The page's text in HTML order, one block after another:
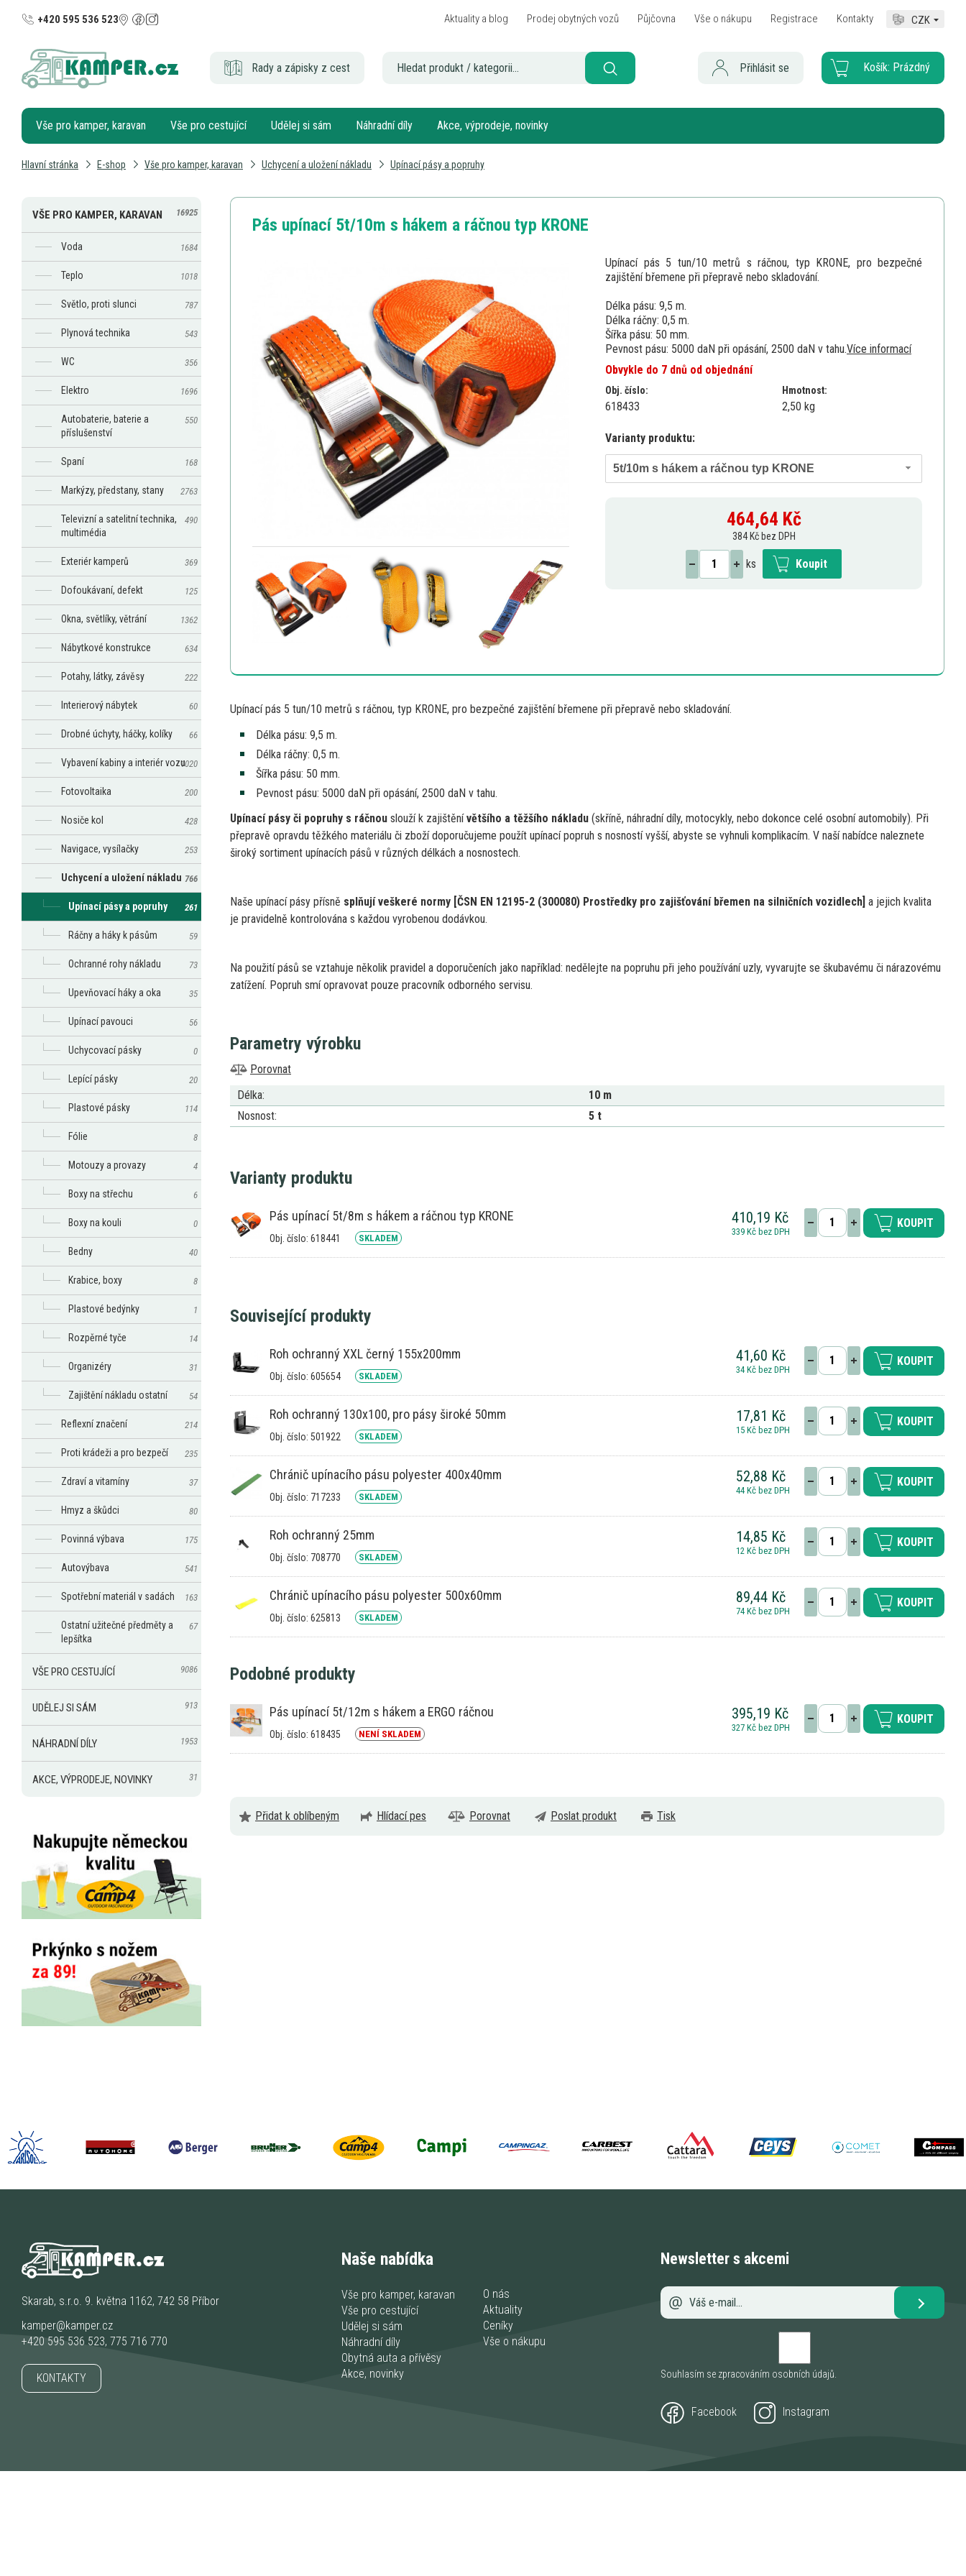
+420 595 536 523 Aktuality a blog Prodej obytných vozů Půjčovna Vše o nákupu Registrace Kontakty CZK
Rady a zápisky z cest Košík: Prázdný
Přihlásit se
Vše pro kamper, karavan Vše pro cestující Udělej si sám Náhradní díly Akce, výprodeje, novinky
Hlavní stránka E-shop Vše pro kamper, karavan Uchycení a uložení nákladu Upínací pásy a popruhy
Pás upínací 5t/10m s hákem a ráčnou typ KRONE
Upínací pás 5 tun/10 metrů s ráčnou, typ KRONE, pro bezpečné
zajištění břemene při přepravě nebo skladování.
Délka pásu: 9,5 m.
Délka ráčny: 0,5 m.
Šířka pásu: 50 mm.
Pevnost pásu: 5000 daN při opásání, 2500 daN v tahu.Více informací
Obvykle do 7 dnů od objednání
Obj. číslo:
618433
Hmotnost:
2,50 kg
Varianty produktu:
5t/10m s hákem a ráčnou typ KRONE
464,64 Kč
384 Kč bez DPH
ks Koupit
Upínací pás 5 tun/10 metrů s ráčnou, typ KRONE, pro bezpečné zajištění břemene při přepravě nebo skladování.
Délka pásu: 9,5 m.
Délka ráčny: 0,5 m.
Šířka pásu: 50 mm.
Pevnost pásu: 5000 daN při opásání, 2500 daN v tahu.
Upínací pásy či popruhy s ráčnou sloužík zajištěnívětšího a těžšího nákladu (skříně, náhradní díly, motocykly, nebo dokonce celé osobní automobily). Při
přepravě opravdu těžkého materiálu či zboží doporučujeme použít upínací popruh s nosností vyšší, abyste se vyhnuli komplikacím. V naší nabídce naleznete
široký sortiment upínacích pásů v různých délkách a nosnostech.
Naše upínací pásy přísně splňují veškeré normy [ČSN EN 12195-2 (300080) Prostředky pro zajišťování břemen na silničních vozidlech] a jejich kvalita
je pravidelně kontrolována s každou vyrobenou dodávkou.
Na použití pásů se vztahuje několik pravidel a doporučeních jako například: nedělejte na popruhu při jeho používání uzly, vyvarujte se škubavému či nárazovému
zatížení. Popruh smí opravovat pouze pracovník odborného servisu.
Parametry výrobku
Porovnat
Délka:
10 m
Nosnost:
5 t
Varianty produktu
Pás upínací 5t/8m s hákem a ráčnou typ KRONE
Obj. číslo: 618441 SKLADEM
410,19 Kč
339 Kč bez DPH
KOUPIT
Související produkty
Roh ochranný XXL černý 155x200mm
Obj. číslo: 605654 SKLADEM
41,60 Kč
34 Kč bez DPH
KOUPIT
Roh ochranný 130x100, pro pásy široké 50mm
Obj. číslo: 501922 SKLADEM
17,81 Kč
15 Kč bez DPH
KOUPIT
Chránič upínacího pásu polyester 400x40mm
Obj. číslo: 717233 SKLADEM
52,88 Kč
44 Kč bez DPH
KOUPIT
Roh ochranný 25mm
Obj. číslo: 708770 SKLADEM
14,85 Kč
12 Kč bez DPH
KOUPIT
Chránič upínacího pásu polyester 500x60mm
Obj. číslo: 625813 SKLADEM
89,44 Kč
74 Kč bez DPH
KOUPIT
Podobné produkty
Pás upínací 5t/12m s hákem a ERGO ráčnou
Obj. číslo: 618435 NENÍ SKLADEM
395,19 Kč
327 Kč bez DPH
KOUPIT
Přidat k oblíbeným Hlídací pes Porovnat Poslat produkt Tisk
VŠE PRO KAMPER, KARAVAN 16925
Voda 1684
Teplo 1018
Světlo, proti slunci 787
Plynová technika 543
WC 356
Elektro 1696
Autobaterie, baterie a
příslušenství
550
Spaní 168
Markýzy, předstany, stany 2763
Televizní a satelitní technika,
multimédia
490
Exteriér kamperů 369
Dofoukávaní, defekt 125
Okna, světlíky, větrání 1362
Nábytkové konstrukce 634
Potahy, látky, závěsy 222
Interierový nábytek 60
Drobné úchyty, háčky, kolíky 66
Vybavení kabiny a interiér vozu1020
Fotovoltaika 200
Nosiče kol 428
Navigace, vysílačky 253
Uchycení a uložení nákladu 766
Upínací pásy a popruhy 261
Ráčny a háky k pásům 59
Ochranné rohy nákladu 73
Upevňovací háky a oka 35
Upínací pavouci 56
Uchycovací pásky 0
Lepící pásky 20
Plastové pásky 114
Fólie 8
Motouzy a provazy 4
Boxy na střechu 6
Boxy na kouli 0
Bedny 40
Krabice, boxy 8
Plastové bedýnky 1
Rozpěrné tyče 14
Organizéry 31
Zajištění nákladu ostatní 54
Reflexní značení 214
Proti krádeži a pro bezpečí 235
Zdraví a vitamíny 37
Hmyz a škůdci 80
Povinná výbava 175
Autovýbava 541
Spotřební materiál v sadách 163
Ostatní užitečné předměty a
lepšítka
67
VŠE PRO CESTUJÍCÍ 9086
UDĚLEJ SI SÁM 913
NÁHRADNÍ DÍLY 1953
AKCE, VÝPRODEJE, NOVINKY 31
Skarab, s.r.o. 9. května 1162, 742 58 Příbor
kamper@kamper.cz
+420 595 536 523, 775 716 770
KONTAKTY
Naše nabídka
Vše pro kamper, karavan
Vše pro cestující
Udělej si sám
Náhradní díly
Obytná auta a přívěsy
Akce, novinky
O nás
Aktuality
Ceníky
Vše o nákupu
Newsletter s akcemi
Souhlasím se zpracováním osobních údajů
Facebook Instagram